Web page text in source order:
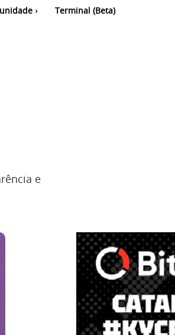
Terminal (Beta)
e